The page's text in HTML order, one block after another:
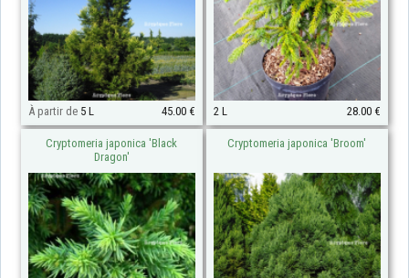
À partir de 5 L 45.00 € 2 L 28.00 €
Cryptomeria japonica 'Black
Dragon'
Cryptomeria japonica 'Broom'